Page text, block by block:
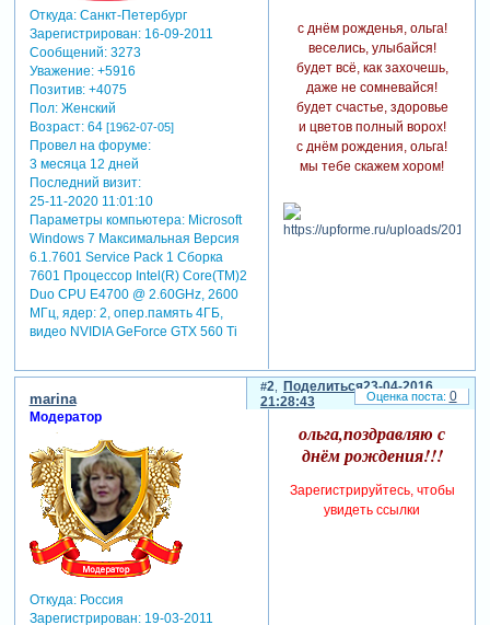
Откуда:Санкт-Петербург
Зарегистрирован: 16-09-2011
Сообщений:3273
Уважение: +5916
Позитив: +4075
Пол:Женский
Возраст:64 [1962-07-05]
Провел на форуме:
3 месяца 12 дней
Последний визит:
25-11-2020 11:01:10
Параметры компьютера:Microsoft
Windows 7 Максимальная Версия
6.1.7601 Service Pack 1 Сборка
7601 Процессор Intel(R) Core(TM)2
Duo CPU E4700 @ 2.60GHz, 2600
МГц, ядер: 2, опер.память 4ГБ,
видео NVIDIA GeForce GTX 560 Ti
с днём рожденья, ольга!
веселись, улыбайся!
будет всё, как захочешь,
даже не сомневайся!
будет счастье, здоровье
и цветов полный ворох!
с днём рождения, ольга!
мы тебе скажем хором!
Поделиться
2
23-04-2016
21:28:43
marina
Модератор
Откуда:Россия
Зарегистрирован: 19-03-2011
ольга,поздравляю с
днём рождения!!!
Зарегистрируйтесь, чтобы
увидеть ссылки
0